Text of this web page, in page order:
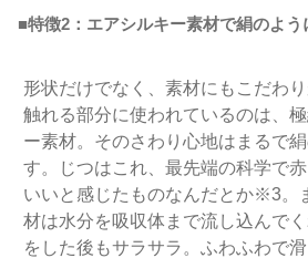
■特徴2 ：エアシルキー素材で絹のよう
形状だけでなく、素材にもこだわ
触れる部分に使われているのは、
ー素材。そのさわり心地はまるで
す。じつはこれ、最先端の科学で
いいと感じたものなんだとか※3。
材は水分を吸収体まで流し込んで
をした後もサラサラ。ふわふわで